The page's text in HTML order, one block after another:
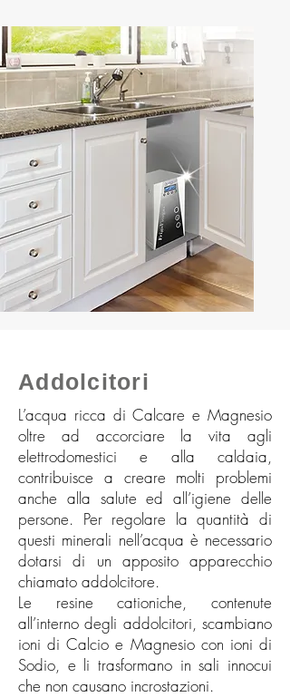
Addolcitori
L’acqua ricca di Calcare e Magnesio
oltre ad accorciare la vita agli
elettrodomestici e alla caldaia,
contribuisce a creare molti problemi
anche alla salute ed all’igiene delle
persone. Per regolare la quantità di
questi minerali nell’acqua è necessario
dotarsi di un apposito apparecchio
chiamato addolcitore.
Le resine cationiche, contenute
all’interno degli addolcitori, scambiano
ioni di Calcio e Magnesio con ioni di
Sodio, e li trasformano in sali innocui
che non causano incrostazioni.